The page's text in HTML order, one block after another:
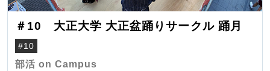
＃10 大正大学 大正盆踊りサークル 踊月
#10
部活 on Campus